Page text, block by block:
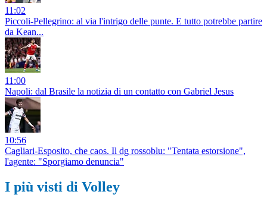
11:02
Piccoli-Pellegrino: al via l'intrigo delle punte. E tutto potrebbe partire
da Kean...
11:00
Napoli: dal Brasile la notizia di un contatto con Gabriel Jesus
10:56
Cagliari-Esposito, che caos. Il dg rossoblu: "Tentata estorsione",
l'agente: "Sporgiamo denuncia"
I più visti di Volley